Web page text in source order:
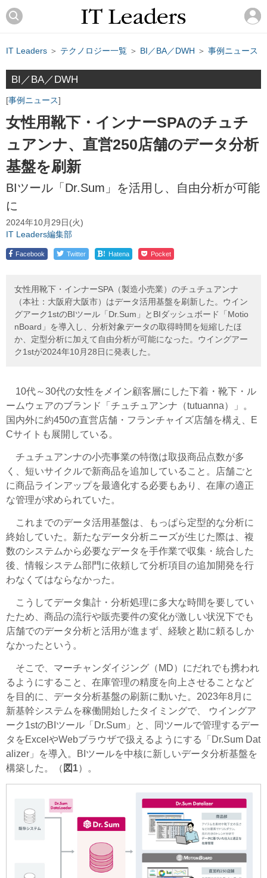
IT Leaders ＞ テクノロジー一覧 ＞ BI／BA／DWH ＞ 事例ニュース
BI／BA／DWH
事例ニュース
女性用靴下・インナーSPAのチュチ
ュアンナ、直営250店舗のデータ分析
基盤を刷新
BIツール「Dr.Sum」を活用し、自由分析が可能
に
2024年10月29日(火)
IT Leaders編集部
Facebook Twitter ! Hatena Pocket
女性用靴下・インナーSPA（製造小売業）のチュチュアンナ
（本社：大阪府大阪市）はデータ活用基盤を刷新した。ウイン
グアーク1stのBIツール「Dr.Sum」とBIダッシュボード「Motio
nBoard」を導入し、分析対象データの取得時間を短縮したほ
か、定型分析に加えて自由分析が可能になった。ウイングアー
ク1stが2024年10月28日に発表した。
10代～30代の女性をメイン顧客層にした下着・靴下・ル
ームウェアのブランド「チュチュアンナ（tutuanna）」。
国内外に約450の直営店舗・フランチャイズ店舗を構え、E
Cサイトも展開している。
チュチュアンナの小売事業の特徴は取扱商品点数が多
く、短いサイクルで新商品を追加していること。店舗ごと
に商品ラインアップを最適化する必要もあり、在庫の適正
な管理が求められていた。
これまでのデータ活用基盤は、もっぱら定型的な分析に
終始していた。新たなデータ分析ニーズが生じた際は、複
数のシステムから必要なデータを手作業で収集・統合した
後、情報システム部門に依頼して分析項目の追加開発を行
わなくてはならなかった。
こうしてデータ集計・分析処理に多大な時間を要してい
たため、商品の流行や販売要件の変化が激しい状況下でも
店舗でのデータ分析と活用が進まず、経験と勘に頼るしか
なかったという。
そこで、マーチャンダイジング（MD）にだれでも携われ
るようにすること、在庫管理の精度を向上させることなど
を目的に、データ分析基盤の刷新に動いた。2023年8月に
新基幹システムを稼働開始したタイミングで、 ウイングア
ーク1stのBIツール「Dr.Sum」と、同ツールで管理するデー
タをExcelやWebブラウザで扱えるようにする「Dr.Sum Dat
alizer」を導入。BIツールを中核に新しいデータ分析基盤を
構築した。（ 図1）。